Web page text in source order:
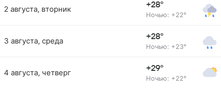
2 августа, вторник +28°
Ночью: +22°
3 августа, среда +28°
Ночью: +23°
4 августа, четверг +29°
Ночью: +22°